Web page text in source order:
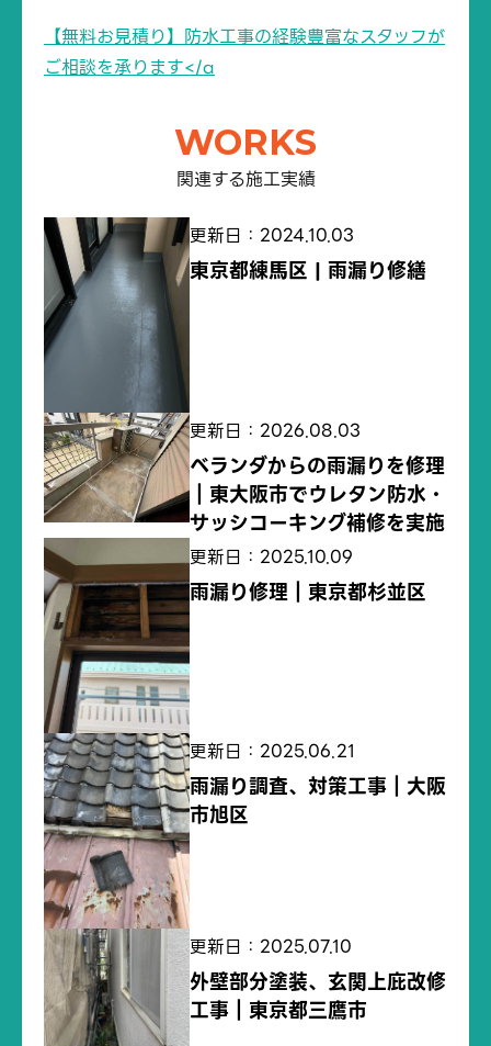
【無料お見積り】防水工事の経験豊富なスタッフが
ご相談を承ります</a
WORKS
関連する施工実績
更新日：2024.10.03
東京都練馬区 | 雨漏り修繕
更新日：2026.08.03
ベランダからの雨漏りを修理
｜東大阪市でウレタン防水・
サッシコーキング補修を実施
更新日：2025.10.09
雨漏り修理｜東京都杉並区
更新日：2025.06.21
雨漏り調査、対策工事｜大阪
市旭区
更新日：2025.07.10
外壁部分塗装、玄関上庇改修
工事｜東京都三鷹市